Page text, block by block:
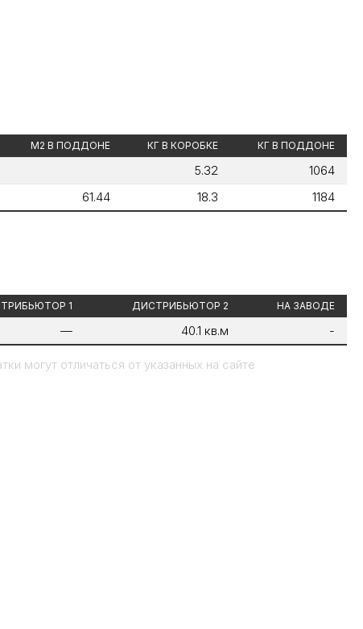
М2 В ПОДДОНЕ КГ В КОРОБКЕ КГ В ПОДДОНЕ
5.32
1064
61.44 18.3 1184
1 ДИСТРИБЬЮТОР 2 НА ЗАВОДЕ
— 40.1 кв.м -
могут отличаться от указанных на сайте